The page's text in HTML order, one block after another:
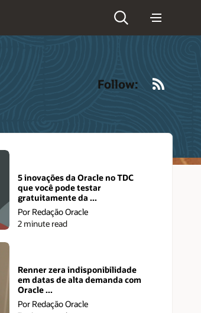
Follow:
5 inovações da Oracle no TDC
que você pode testar
gratuitamente da ...
Por Redação Oracle
2 minute read
Renner zera indisponibilidade
em datas de alta demanda com
Oracle ...
Por Redação Oracle